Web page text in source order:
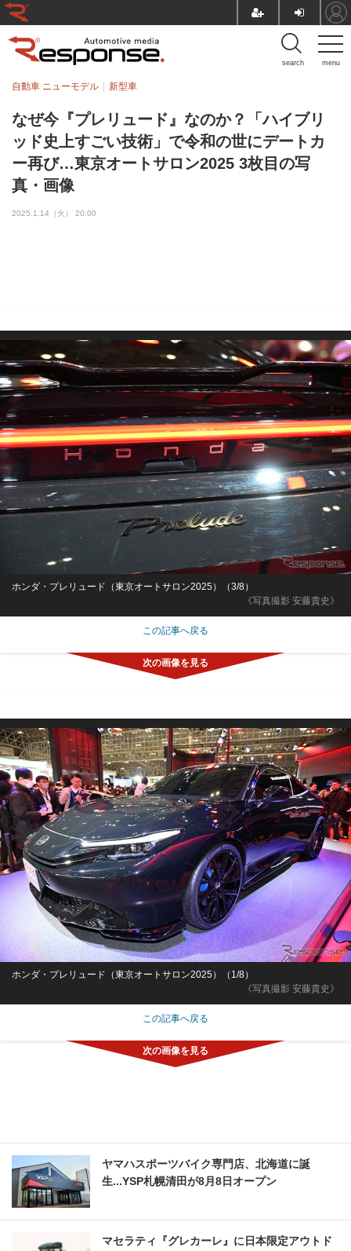
menu
search
なぜ今『プレリュード』なのか？「ハイブリ
ッド史上すごい技術」で令和の世にデートカ
ー再び…東京オートサロン2025 3枚目の写
真・画像
自動車 ニューモデル 新型車
2025.1.14（火） 20:00
《写真撮影 安藤貴史》
ホンダ・プレリュード（東京オートサロン2025）（3/8）
この記事へ戻る
《写真撮影 安藤貴史》
ホンダ・プレリュード（東京オートサロン2025）（1/8）
この記事へ戻る
ヤマハスポーツバイク専門店、北海道に誕
生...YSP札幌清田が8月8日オープン
マセラティ『グレカーレ』に日本限定アウトド